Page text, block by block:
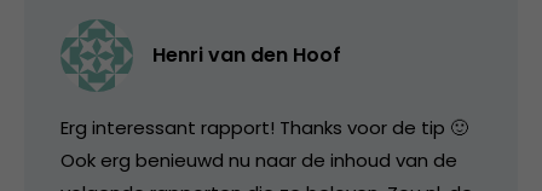
Henri van den Hoof
Erg interessant rapport! Thanks voor de tip 🙂
Ook erg benieuwd nu naar de inhoud van de